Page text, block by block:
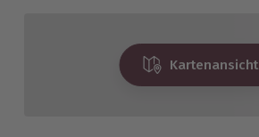
Kartenansicht